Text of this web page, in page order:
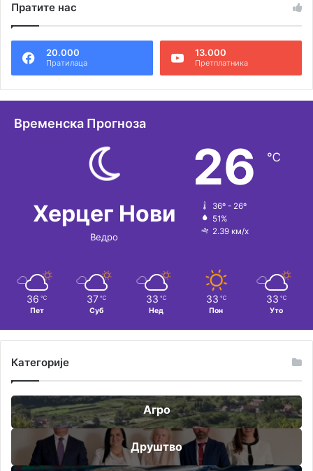
т
н
т
Пратите нас
20.000
Пратилаца
13.000
Претплатника
Временска Прогноза
Херцег Нови
Ведро
26 ℃
36º - 26º
51%
2.39 км/х
36 ℃
Пет
37 ℃
Суб
33 ℃
Нед
33 ℃
Пон
33 ℃
Уто
Категорије
Агро
Друштво